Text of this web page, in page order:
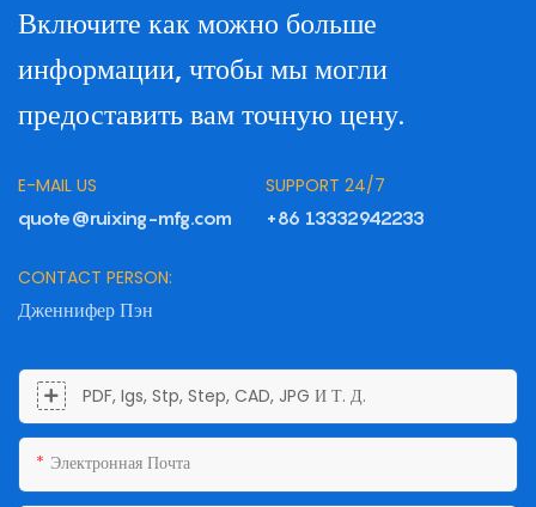
Включите как можно больше
информации, чтобы мы могли
предоставить вам точную цену.
E-MAIL US
quote@ruixing-mfg.com
SUPPORT 24/7
+86 13332942233
CONTACT PERSON:
Дженнифер Пэн
PDF, Igs, Stp, Step, CAD, JPG И Т. Д.
Электронная Почта